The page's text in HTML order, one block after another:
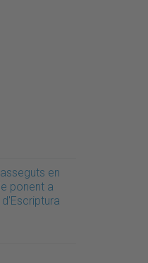
en
ponent a